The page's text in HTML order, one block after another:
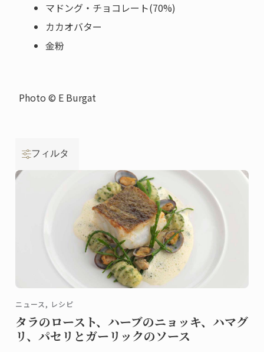
マドング・チョコレート(70%)
カカオバター
金粉
Photo © E Burgat
フィルタ
ニュース, レシピ
タラのロースト、ハーブのニョッキ、ハマグ
リ、パセリとガーリックのソース